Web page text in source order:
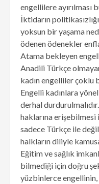
engellilere
İktidarın
yoksun bir yaşama
ödenen ödenekler
Atama bekleyen
Anadili Türkçe
kadın engelliler çoklu
Engelli kadınlara
derhal
haklarına
sadece Türkçe ile
halkların diliyle
Eğitim ve sağlık
bilmediği için doğru
yüzbinlerce